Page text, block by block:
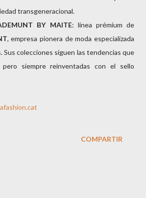
transgeneracional.
BY MAITE: línea prémium de
, empresa pionera de moda especializada
Sus colecciones siguen las tendencias que
pero siempre reinventadas con el sello
COMPARTIR